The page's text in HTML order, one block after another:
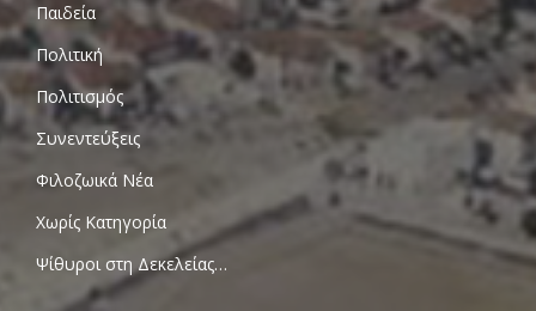
Παιδεία
Πολιτική
Πολιτισμός
Συνεντεύξεις
Φιλοζωικά Νέα
Χωρίς Κατηγορία
Ψίθυροι στη Δεκελείας…